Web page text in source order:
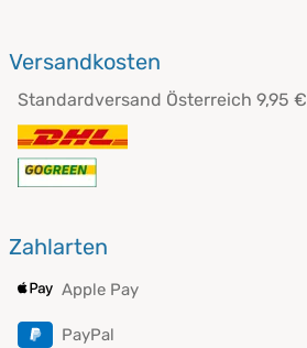
Versandkosten
Standardversand Österreich 9,95 €
Zahlarten
Apple Pay
PayPal